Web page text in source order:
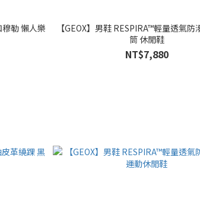
人樂
【GEOX】男鞋 RESPIRA™輕量透氣
筒 休閒鞋
NT$7,880